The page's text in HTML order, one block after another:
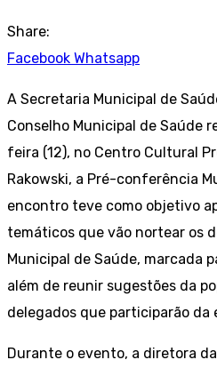
Share:
Facebook Whatsapp
A Secretaria Municipal de
Conselho Municipal de Saúde
feira (12), no Centro Cultural
Rakowski, a Pré-conferência
encontro teve como objetivo
temáticos que vão nortear os
Municipal de Saúde, marcada
além de reunir sugestões da
delegados que participarão da
Durante o evento, a diretora